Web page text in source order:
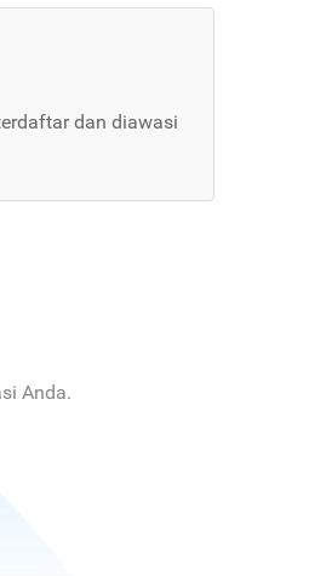
dan diawasi
Anda.